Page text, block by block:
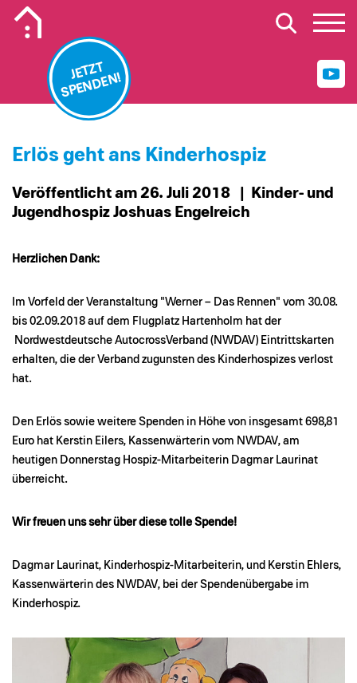
JETZT
SPENDEN!
Erlös geht ans Kinderhospiz
Veröffentlicht am 26. Juli 2018
| Kinder- und
Jugendhospiz Joshuas Engelreich
Herzlichen Dank:
Im Vorfeld der Veranstaltung "Werner – Das Rennen" vom 30.08.
bis 02.09.2018 auf dem Flugplatz Hartenholm hat der
Nordwestdeutsche AutocrossVerband (NWDAV) Eintrittskarten
erhalten, die der Verband zugunsten des Kinderhospizes verlost
hat.
Den Erlös sowie weitere Spenden in Höhe von insgesamt 698,81
Euro hat Kerstin Eilers, Kassenwärterin vom NWDAV, am
heutigen Donnerstag Hospiz-Mitarbeiterin Dagmar Laurinat
überreicht.
Wir freuen uns sehr über diese tolle Spende!
Dagmar Laurinat, Kinderhospiz-Mitarbeiterin, und Kerstin Ehlers,
Kassenwärterin des NWDAV, bei der Spendenübergabe im
Kinderhospiz.
Mobiles Logo Mission Lebenshaus